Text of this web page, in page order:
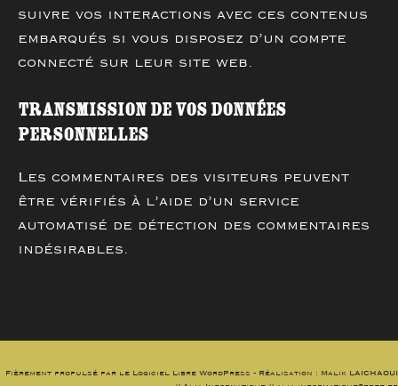
suivre vos interactions avec ces contenus
embarqués si vous disposez d’un compte
connecté sur leur site web.
Transmission de vos données
personnelles
Les commentaires des visiteurs peuvent
être vérifiés à l’aide d’un service
automatisé de détection des commentaires
indésirables.
Fièrement propulsé par le Logiciel Libre WordPress - Réalisation : Malik LAICHAOUI